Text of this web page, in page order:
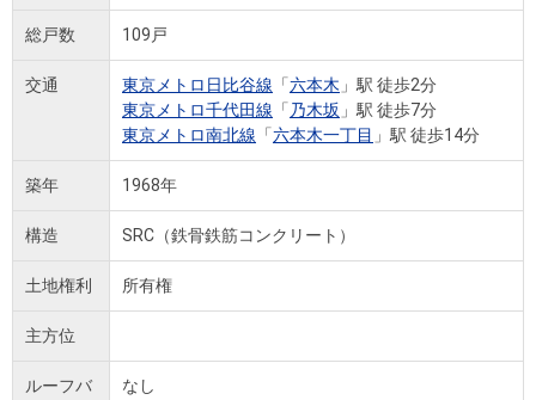
総戸数 109戸
交通 東京メトロ日比谷線 「六本木 」駅 徒歩2分
東京メトロ千代田線 「 乃木坂 」駅 徒歩7分
東京メトロ南北線 「六本木一丁目 」駅 徒歩14分
築年 1968年
構造 SRC（鉄骨鉄筋コンクリート）
土地権利 所有権
主方位
ルーフバ
なし